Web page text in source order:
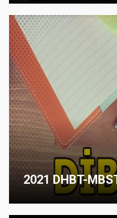
2021 DHBT-